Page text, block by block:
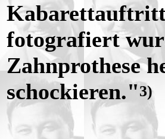
fotografiert
Zahnprothese
schockieren."3)